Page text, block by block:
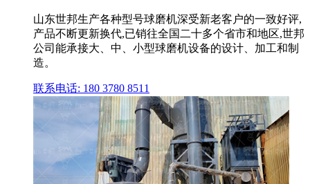
山东世邦生产各种型号球磨机深受新老客户的一致好评,
产品不断更新换代,已销往全国二十多个省市和地区,世邦
公司能承接大、中、小型球磨机设备的设计、加工和制
造。
联系电话: 180 3780 8511